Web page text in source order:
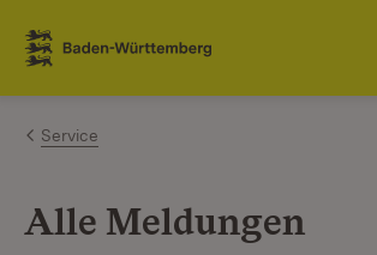
Zum Inhalt springen
Link zur Startseite
Service
Alle Meldungen